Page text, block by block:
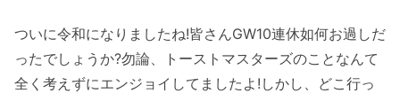
ついに令和になりましたね!皆さんGW10連休如何お過しだ
ったでしょうか?勿論、トーストマスターズのことなんて
全く考えずにエンジョイしてましたよ!しかし、どこ行っ